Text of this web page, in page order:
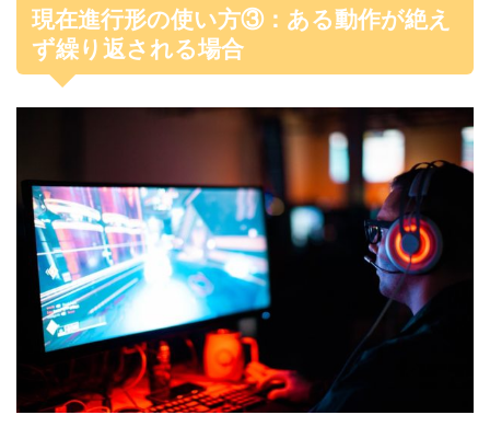
現在進行形の使い方③：ある動作が絶え
ず繰り返される場合